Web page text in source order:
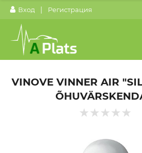
Вход | Регистрация
VINOVE VINNER AIR